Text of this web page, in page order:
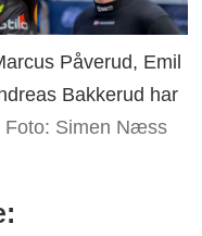
Påverud, Emil
Bakkerud har
Foto: Simen Næss